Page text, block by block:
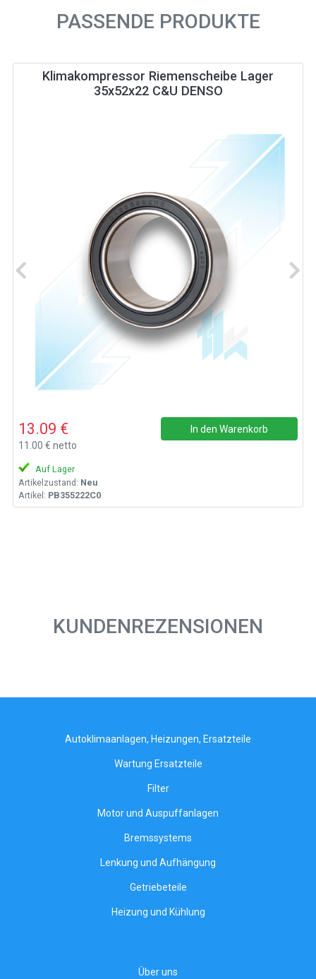
PASSENDE PRODUKTE
Klimakompressor Riemenscheibe Lager
35x52x22 C&U DENSO
13.09 €
11.00 € netto
In den Warenkorb
Auf Lager
Artikelzustand: Neu
Artikel: PB355222C0
KUNDENREZENSIONEN
Autoklimaanlagen, Heizungen, Ersatzteile
Wartung Ersatzteile
Filter
Motor und Auspuffanlagen
Bremssystems
Lenkung und Aufhängung
Getriebeteile
Heizung und Kühlung
Über uns